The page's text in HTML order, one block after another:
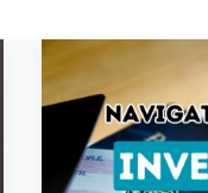
Explorer
la
voie
vers
un